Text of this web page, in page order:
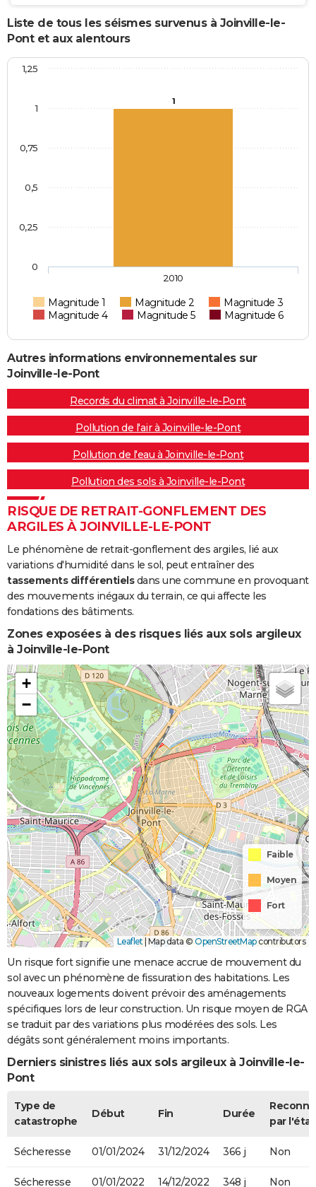
Liste de tous les séismes survenus à Joinville-le-
Pont et aux alentours
1
Magnitude 1 Magnitude 2
Magnitude 3
Magnitude 4
Magnitude 5 Magnitude 6
2010
0
0,25
0,5
0,75
1
1,25
Autres informations environnementales sur
Joinville-le-Pont
Records du climat à Joinville-le-Pont
Pollution de l'air à Joinville-le-Pont
Pollution de l'eau à Joinville-le-Pont
Pollution des sols à Joinville-le-Pont
RISQUE DE RETRAIT-GONFLEMENT DES
ARGILES À JOINVILLE-LE-PONT
Le phénomène de retrait-gonflement des argiles, lié aux
variations d'humidité dans le sol, peut entraîner des
tassements différentielsdans une commune en provoquant
des mouvements inégaux du terrain, ce qui affecte les
fondations des bâtiments.
Zones exposées à des risques liés aux sols argileux
à Joinville-le-Pont
+
−
Faible
Moyen
Fort
Leaflet |Map data ©OpenStreetMapcontributors
Un risque fort signifie une menace accrue de mouvement du
sol avec un phénomène de fissuration des habitations. Les
nouveaux logements doivent prévoir des aménagements
spécifiques lors de leur construction. Un risque moyen de RGA
se traduit par des variations plus modérées des sols. Les
dégâts sont généralement moins importants.
Derniers sinistres liés aux sols argileux à Joinville-le-
Pont
Type de
catastrophe
Début Fin Durée
par l'état
Sécheresse 01/01/2024 31/12/2024 366 j Non
Sécheresse 01/01/2022 14/12/2022 348 j Non